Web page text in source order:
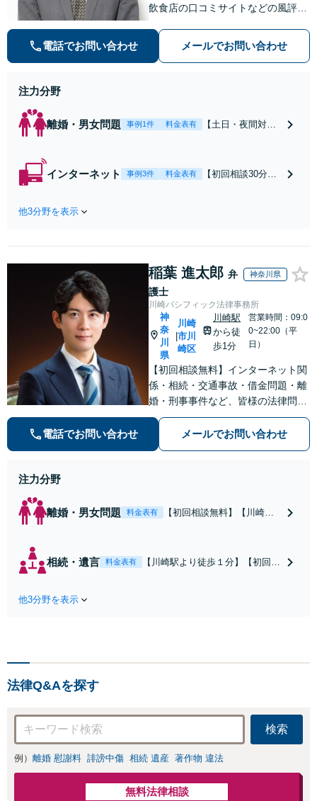
飲食店の口コミサイトなどの風評被
の種類を問わず相談可。可能な限り
早期対応で駆けつけサポート【労
電話でお問い合わせ メールでお問い合わせ
注力分野
離婚・男女問題 事例1件 料金表有
【土日・夜間対応
れたら、サインす
負担を軽減「弁護
士の交渉で慰謝料
交渉も対応可」
【完全個室対応】
インターネット 事例3件 料金表有
【初回相談30分無
報開示請求をおこ
お店の風評被害対
防止のために尽
力」加害者側の対
応可：開示請求の
意見照会が来たと
者との示談交渉
他3分野を表示
稲葉 進太郎 弁
護士
神奈川県
川崎パシフィック法律事務所
神
奈
川
県
|
川崎
市川
崎区
川崎駅
から徒
歩1分
営業時間：09:0
0~22:00（平
日）
【初回相談無料】インターネット関
係・相続・交通事故・借金問題・離
婚・刑事事件など、皆様の法律問題
を解決すべく、親身になって取り組
みます。クチコミ・リピーターの方
も多数。お気軽にお問い合わせ下さ
電話でお問い合わせ メールでお問い合わせ
注力分野
離婚・男女問題 料金表有
【初回相談無料】【川崎駅
割・婚姻費用・養育費・財
相続・遺言 料金表有
【川崎駅より徒歩１分】【初回相
他3分野を表示
法律Q&Aを探す
検索
例） 離婚 慰謝料 誹謗中傷 相続 遺産 著作物 違法
無料法律相談